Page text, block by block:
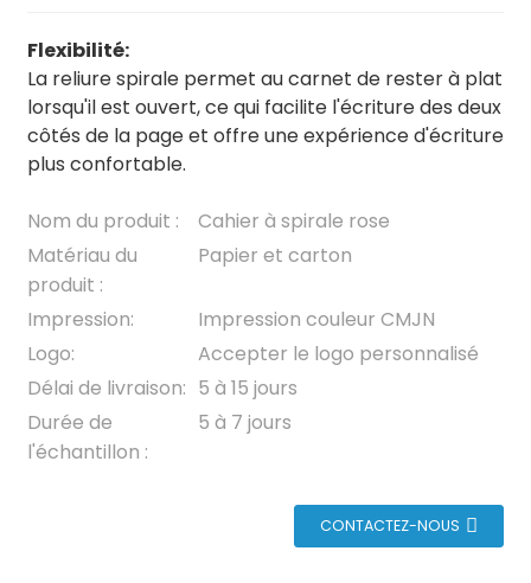
Flexibilité:
La reliure spirale permet au carnet de rester à plat
lorsqu'il est ouvert, ce qui facilite l'écriture des deux
côtés de la page et offre une expérience d'écriture
plus confortable.
Nom du produit :
Cahier à spirale rose
Matériau du
produit :
Papier et carton
Impression:
Impression couleur CMJN
Logo:
Accepter le logo personnalisé
Délai de livraison: 5 à 15 jours
Durée de
l'échantillon :
5 à 7 jours
CONTACTEZ-NOUS